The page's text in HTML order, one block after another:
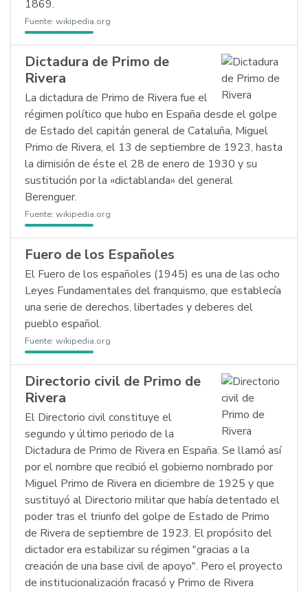
1869.
Fuente: wikipedia.org
Dictadura de Primo de
Rivera
La dictadura de Primo de Rivera fue el
régimen político que hubo en España desde el golpe
de Estado del capitán general de Cataluña, Miguel
Primo de Rivera, el 13 de septiembre de 1923, hasta
la dimisión de éste el 28 de enero de 1930 y su
sustitución por la «dictablanda» del general
Berenguer.
Fuente: wikipedia.org
Fuero de los Españoles
El Fuero de los españoles (1945) es una de las ocho
Leyes Fundamentales del franquismo, que establecía
una serie de derechos, libertades y deberes del
pueblo español.
Fuente: wikipedia.org
Directorio civil de Primo de
Rivera
El Directorio civil constituye el
segundo y último periodo de la
Dictadura de Primo de Rivera en España. Se llamó así
por el nombre que recibió el gobierno nombrado por
Miguel Primo de Rivera en diciembre de 1925 y que
sustituyó al Directorio militar que había detentado el
poder tras el triunfo del golpe de Estado de Primo
de Rivera de septiembre de 1923. El propósito del
dictador era estabilizar su régimen "gracias a la
creación de una base civil de apoyo". Pero el proyecto
de institucionalización fracasó y Primo de Rivera